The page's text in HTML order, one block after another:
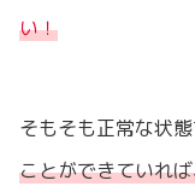
い！
そもそも正常な状態
ことができていれ